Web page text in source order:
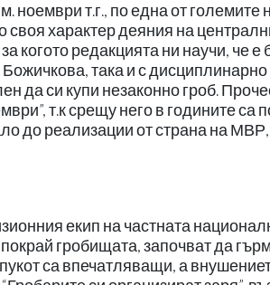
ноември т.г., по една от големите
своя характер деяния на
когото редакцията ни научи, че е
така и с
да си купи незаконно гроб.
т.к срещу него в годините са
до реализации от страна на
екип на частната
гробищата, започват да
са впечатляващи, а